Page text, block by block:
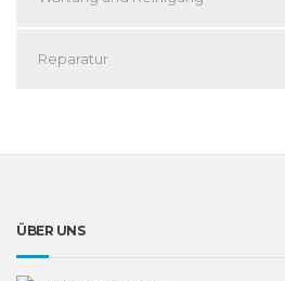
Reparatur
ÜBER UNS